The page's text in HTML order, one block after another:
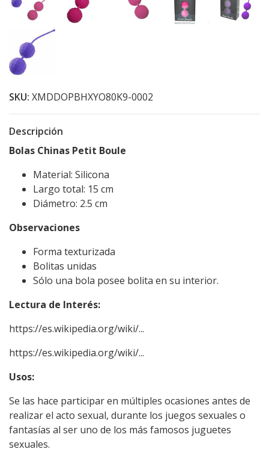
SKU: XMDDOPBHXYO80K9-0002
Descripción
Bolas Chinas Petit Boule
Material: Silicona
Largo total: 15 cm
Diámetro: 2.5 cm
Observaciones
Forma texturizada
Bolitas unidas
Sólo una bola posee bolita en su interior.
Lectura de Interés:
https://es.wikipedia.org/wiki/...
https://es.wikipedia.org/wiki/...
Usos:
Se las hace participar en múltiples ocasiones antes de
realizar el acto sexual, durante los juegos sexuales o
fantasías al ser uno de los más famosos juguetes
sexuales.